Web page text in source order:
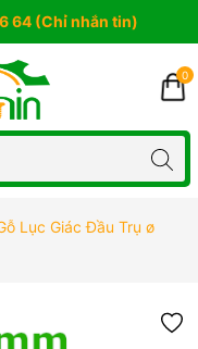
64 (Chỉ nhắn tin)
0
Lục Giác Đầu Trụ ø